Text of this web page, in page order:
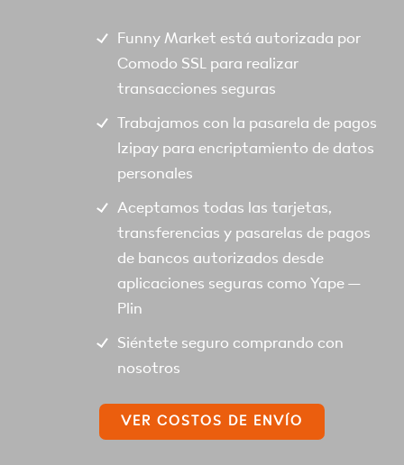
Funny Market está autorizada por
Comodo SSL para realizar
transacciones seguras
Trabajamos con la pasarela de pagos
Izipay para encriptamiento de datos
personales
Aceptamos todas las tarjetas,
transferencias y pasarelas de pagos
de bancos autorizados desde
aplicaciones seguras como Yape –
Plin
Siéntete seguro comprando con
nosotros
VER COSTOS DE ENVÍO